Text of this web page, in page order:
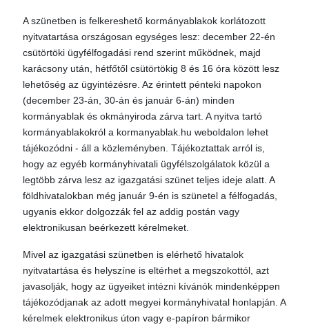
A szünetben is felkereshető kormányablakok korlátozott
nyitvatartása országosan egységes lesz: december 22-én
csütörtöki ügyfélfogadási rend szerint működnek, majd
karácsony után, hétfőtől csütörtökig 8 és 16 óra között lesz
lehetőség az ügyintézésre. Az érintett pénteki napokon
(december 23-án, 30-án és január 6-án) minden
kormányablak és okmányiroda zárva tart. A nyitva tartó
kormányablakokról a kormanyablak.hu weboldalon lehet
tájékozódni - áll a közleményben. Tájékoztattak arról is,
hogy az egyéb kormányhivatali ügyfélszolgálatok közül a
legtöbb zárva lesz az igazgatási szünet teljes ideje alatt. A
földhivatalokban még január 9-én is szünetel a félfogadás,
ugyanis ekkor dolgozzák fel az addig postán vagy
elektronikusan beérkezett kérelmeket.
Mivel az igazgatási szünetben is elérhető hivatalok
nyitvatartása és helyszíne is eltérhet a megszokottól, azt
javasolják, hogy az ügyeiket intézni kívánók mindenképpen
tájékozódjanak az adott megyei kormányhivatal honlapján. A
kérelmek elektronikus úton vagy e-papíron bármikor